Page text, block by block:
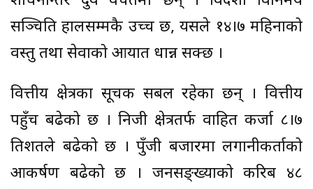
सञ्चिति हालसम्मकै उच्च छ, यसले १४।७ महिनाको
वस्तु तथा सेवाको आयात धान्न सक्छ ।
वित्तीय क्षेत्रका सूचक सबल रहेका छन् । वित्तीय
पहुँच बढेको छ । निजी क्षेत्रतर्फ प्रवाहित कर्जा ८।७
प्रतिशतले बढेको छ । पुँजी बजारमा लगानीकर्ताको
आकर्षण बढेको छ । जनसङ्ख्याको करिब ४८